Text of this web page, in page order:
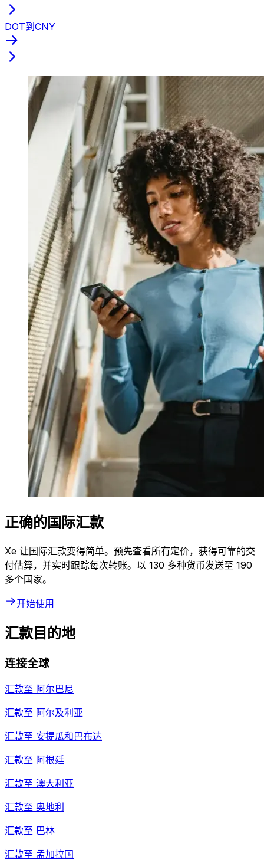
DOT到CNY
正确的国际汇款
Xe 让国际汇款变得简单。预先查看所有定价，获得可靠的交
付估算，并实时跟踪每次转账。以 130 多种货币发送至 190
多个国家。
开始使用
汇款目的地
连接全球
汇款至 阿尔巴尼
汇款至 阿尔及利亚
汇款至 安提瓜和巴布达
汇款至 阿根廷
汇款至 澳大利亚
汇款至 奥地利
汇款至 巴林
汇款至 孟加拉国